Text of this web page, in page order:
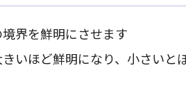
界を鮮明にさせます
いほど鮮明になり、小さいと